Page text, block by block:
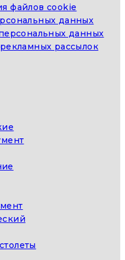
файлов cookie
данных
данных
рассылок